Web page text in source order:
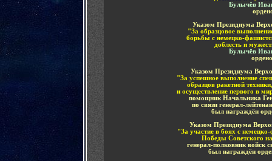
Булычёв
Указом Президиума
"За образцовое
борьбы с немецко-
доблесть и
Булычёв
Указом Президиума
"За успешное выполнение
образцов ракетной
и осуществление первого в
помощник Начальника
по связи генерал-
был награждён
Указом Президиума
"За участие в боях с
Победы Советского
генерал-полковник войск
был награждён